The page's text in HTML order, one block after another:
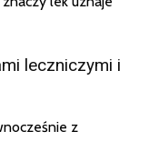
leczniczymi i
z